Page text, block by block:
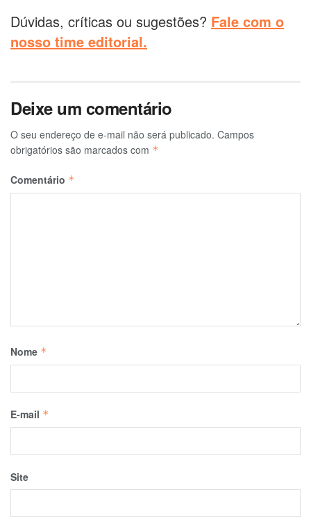
Dúvidas, críticas ou sugestões? Fale com o
nosso time editorial.
Deixe um comentário
O seu endereço de e-mail não será publicado. Campos
obrigatórios são marcados com *
Comentário *
Nome *
E-mail *
Site